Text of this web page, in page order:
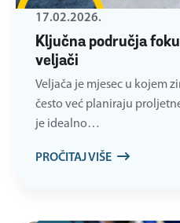
Ključna područja
veljači
17.02.2026.
Veljača je mjesec u kojem
često već planiraju
je idealno…
PROČITAJ VIŠE